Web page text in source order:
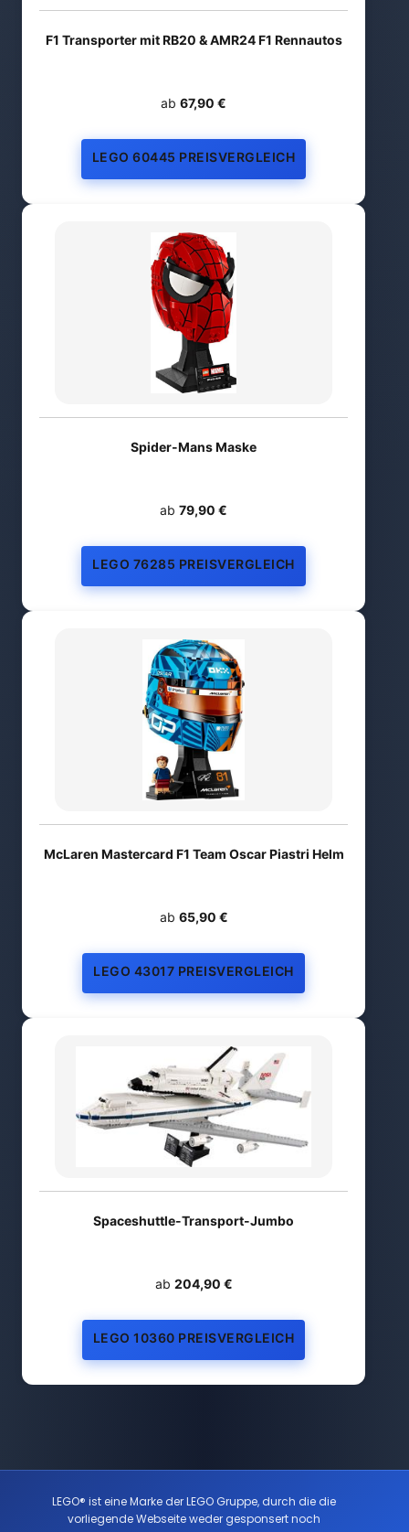
F1 Transporter mit RB20 & AMR24 F1 Rennautos
ab 67,90 €
LEGO 60445 PREISVERGLEICH
Spider-Mans Maske
ab 79,90 €
LEGO 76285 PREISVERGLEICH
McLaren Mastercard F1 Team Oscar Piastri Helm
ab 65,90 €
LEGO 43017 PREISVERGLEICH
Spaceshuttle-Transport-Jumbo
ab 204,90 €
LEGO 10360 PREISVERGLEICH
LEGO® ist eine Marke der LEGO Gruppe, durch die die
vorliegende Webseite weder gesponsert noch